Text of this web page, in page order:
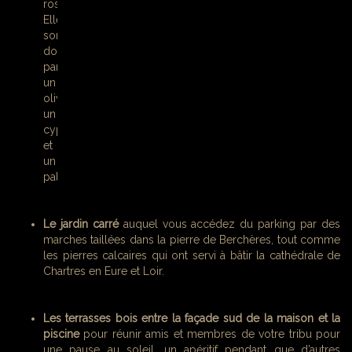
roses.
Elles
sont
dominées
par
un
olivier,
un
cyprès
et
un
palmier.
Le jardin carréauquel vous accédez du parking par des
marches taillées dans la pierre de Berchères, tout comme
les pierres calcaires qui ont servi à bâtir la cathédrale de
Chartres en Eure et Loir.
Les terrasses bois entre la façade sud de la maison et la
piscinepour réunir amis et membres de votre tribu pour